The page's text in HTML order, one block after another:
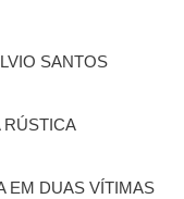
SANTOS
RÚSTICA
EM DUAS VÍTIMAS